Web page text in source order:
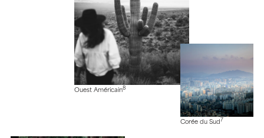
Ouest Américain8
Corée du Sud 7